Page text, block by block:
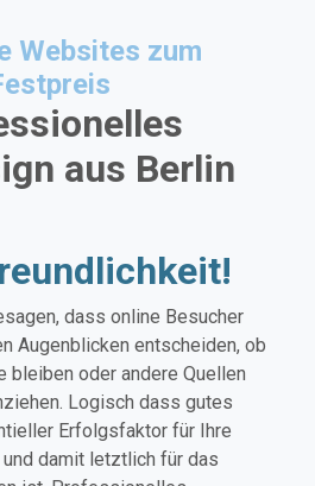
Websites zum
aus Berlin
dass online Besucher
Augenblicken entscheiden, ob
bleiben oder andere Quellen
Logisch dass gutes
Erfolgsfaktor für Ihre
damit letztlich für das